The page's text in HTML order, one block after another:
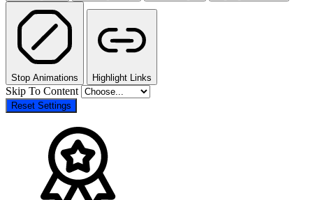
Stop Animations Highlight Links
Skip To Content
Reset Settings